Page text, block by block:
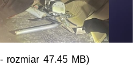
wideo
rozmiar 47.45 MB)